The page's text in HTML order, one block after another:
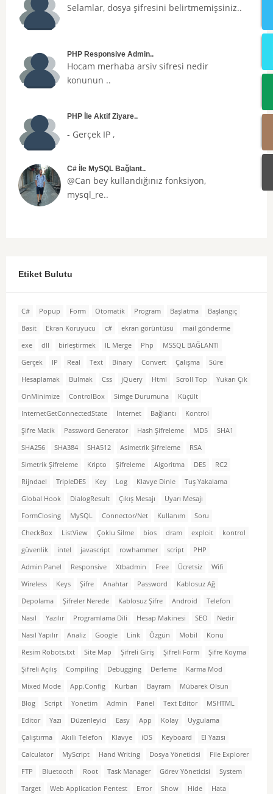
Selamlar, dosya şifresini belirtmemişsiniz..
PHP Responsive Admin..
Hocam merhaba arsiv sifresi nedir
konunun ..
PHP İle Aktif Ziyare..
- Gerçek IP ,
C# İle MySQL Bağlant..
@Can bey kullandığınız fonksiyon,
mysql_re..
Etiket Bulutu
C# Popup Form Otomatik Program Başlatma
Başlangıç
Basit
Ekran Koruyucu c# ekran görüntüsü
mail gönderme
exe
dll birleştirmek IL Merge Php
MSSQL BAĞLANTI
Gerçek
IP Real Text Binary Convert Çalışma
Süre
Hesaplamak
Bulmak Css jQuery Html Scroll Top
Yukarı Çık
OnMinimize
ControlBox Simge Durumuna
Küçült
InternetGetConnectedState
İnternet Bağlantı
Kontrol
Şifre Matik
Password Generator Hash Şifreleme MD5
SHA1
SHA256
SHA384 SHA512 Asimetrik Şifreleme
RSA
Simetrik Şifreleme
Kripto Şifreleme Algoritma DES
RC2
Rijndael
TripleDES Key Log Klavye Dinle
Tuş Yakalama
Global Hook
DialogResult Çıkış Mesajı
Uyarı Mesajı
FormClosing
MySQL Connector/Net Kullanım
Soru
CheckBox
ListView Çoklu Silme bios dram exploit
kontrol
güvenlik
intel javascript rowhammer script
PHP
Admin Panel
Responsive Xtbadmin Free Ücretsiz
Wifi
Wireless
Keys Şifre Anahtar Password
Kablosuz Ağ
Depolama
Şifreler Nerede Kablosuz Şifre Android
Telefon
Nasıl
Yazılır Programlama Dili Hesap Makinesi SEO
Nedir
Nasıl Yapılır
Analiz Google Link Özgün Mobil
Konu
Resim Robots.txt
Site Map Şifreli Giriş Şifreli Form
Şifre Koyma
Şifreli Açılış
Compiling Debugging Derleme
Karma Mod
Mixed Mode
App.Config Kurban Bayram
Mübarek Olsun
Blog
Script Yonetim Admin Panel Text Editor
MSHTML
Editor
Yazı Düzenleyici Easy App Kolay
Uygulama
Çalıştırma
Akıllı Telefon Klavye iOS Keyboard
El Yazısı
Calculator
MyScript Hand Writing Dosya Yöneticisi
File Explorer
FTP
Bluetooth Root Task Manager Görev Yöneticisi
System
Target
Web Application Pentest Error Show Hide
Hata